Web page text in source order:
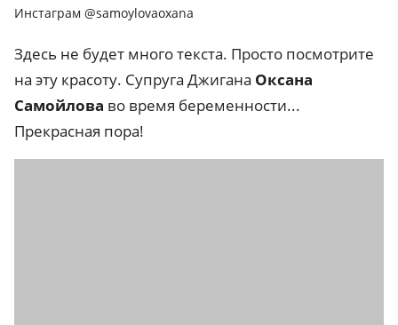
Инстаграм @samoylovaoxana
Здесь не будет много текста. Просто посмотрите
на эту красоту. Супруга Джигана Оксана
Самойлова во время беременности...
Прекрасная пора!